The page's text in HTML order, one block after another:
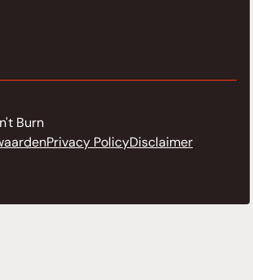
Burn
Privacy PolicyDisclaimer